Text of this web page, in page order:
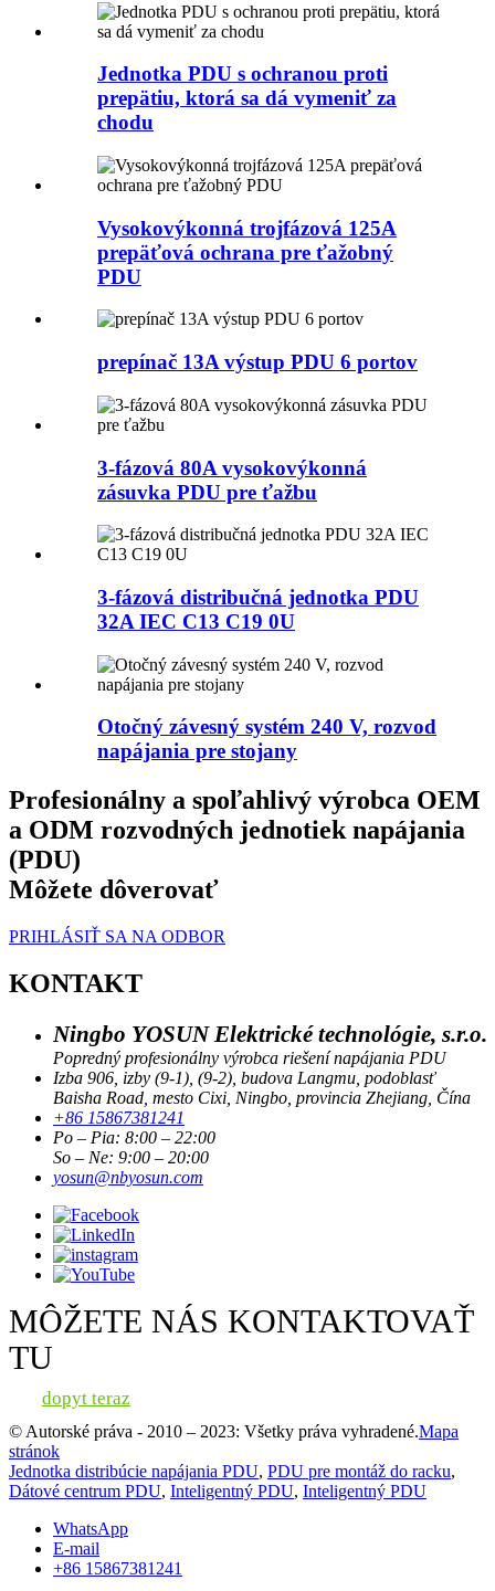
Jednotka PDU s ochranou proti
prepätiu, ktorá sa dá vymeniť za
chodu
Vysokovýkonná trojfázová 125A
prepäťová ochrana pre ťažobný
PDU
prepínač 13A výstup PDU 6 portov
3-fázová 80A vysokovýkonná
zásuvka PDU pre ťažbu
3-fázová distribučná jednotka PDU
32A IEC C13 C19 0U
Otočný závesný systém 240 V, rozvod
napájania pre stojany
Profesionálny a spoľahlivý výrobca OEM
a ODM rozvodných jednotiek napájania
(PDU)
Môžete dôverovať
PRIHLÁSIŤ SA NA ODBOR
KONTAKT
Ningbo YOSUN Elektrické technológie, s.r.o.
Popredný profesionálny výrobca riešení napájania PDU
Izba 906, izby (9-1), (9-2), budova Langmu, podoblasť
Baisha Road, mesto Cixi, Ningbo, provincia Zhejiang, Čína
+86 15867381241
Po – Pia: 8:00 – 22:00
So – Ne: 9:00 – 20:00
yosun@nbyosun.com
MÔŽETE NÁS KONTAKTOVAŤ
TU
dopyt teraz
© Autorské práva - 2010 – 2023: Všetky práva vyhradené.Mapa
stránok
Jednotka distribúcie napájania PDU, PDU pre montáž do racku,
Dátové centrum PDU, Inteligentný PDU, Inteligentný PDU
WhatsApp
E-mail
+86 15867381241